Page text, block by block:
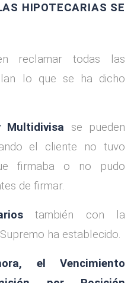
HIPOTECARIAS SE
reclamar todas las
lo que se ha dicho
Multidivisa se pueden
el cliente no tuvo
firmaba o no pudo
de firmar.
también con la
ha establecido.
el Vencimiento